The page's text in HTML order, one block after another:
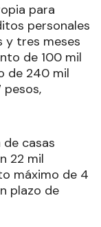
para
personales
y tres meses
de 100 mil
de 240 mil
pesos,
casas
22 mil
máximo de 4
plazo de